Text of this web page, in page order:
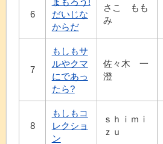
6
だいじな
からだ
さこ もも
み
7
もしもサ
ルやクマ
にであっ
たら?
佐々木 一
澄
8
もしもコ
レクショ
ン
ｓｈｉｍｉ
ｚｕ